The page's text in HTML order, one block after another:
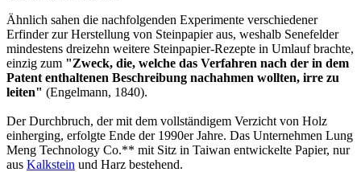
Ähnlich sahen die nachfolgenden Experimente verschiedener
Erfinder zur Herstellung von Steinpapier aus, weshalb Senefelder
mindestens dreizehn weitere Steinpapier-Rezepte in Umlauf brachte,
einzig zum "Zweck, die, welche das Verfahren nach der in dem
Patent enthaltenen Beschreibung nachahmen wollten, irre zu
leiten" (Engelmann, 1840).
Der Durchbruch, der mit dem vollständigem Verzicht von Holz
einherging, erfolgte Ende der 1990er Jahre. Das Unternehmen Lung
Meng Technology Co.** mit Sitz in Taiwan entwickelte Papier, nur
aus Kalkstein und Harz bestehend.